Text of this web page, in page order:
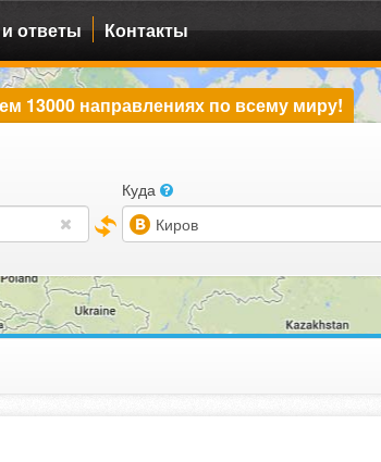
ответы Контакты
13000 направлениях по всему миру!
Куда